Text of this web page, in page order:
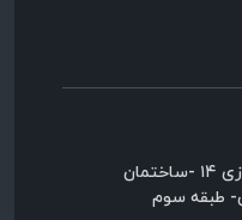
ساری-خیابان پیروزی- نبش پیروزی ۱۴ -ساختمان
طبقه سوم